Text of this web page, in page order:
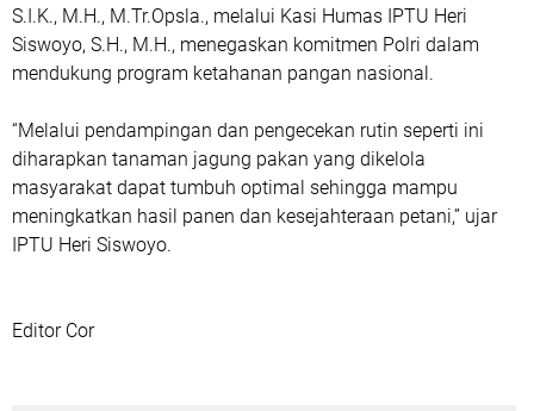
S.I.K., M.H., M.Tr.Opsla., melalui Kasi Humas IPTU Heri
Siswoyo, S.H., M.H., menegaskan komitmen Polri dalam
mendukung program ketahanan pangan nasional.
“Melalui pendampingan dan pengecekan rutin seperti ini
diharapkan tanaman jagung pakan yang dikelola
masyarakat dapat tumbuh optimal sehingga mampu
meningkatkan hasil panen dan kesejahteraan petani,” ujar
IPTU Heri Siswoyo.
Editor Cor